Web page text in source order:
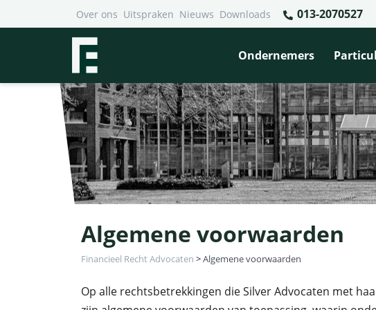
Over ons Uitspraken Nieuws Downloads 013-2070527
Ondernemers
Algemene voorwaarden
Financieel Recht Advocaten >Algemene voorwaarden
Op alle rechtsbetrekkingen die Silver Advocaten met